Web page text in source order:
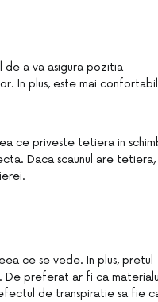
a va asigura pozitia
In plus, este mai confortabil
ce priveste tetiera in
Daca scaunul are tetiera,
ce se vede. In plus, pretul
De preferat ar fi ca materialul
de transpiratie sa fie